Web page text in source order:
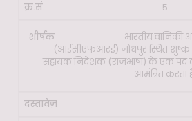
5
भारतीय वानिकी
(आईसीएफआरई) जोधपुर स्थित
सहायक निदेशक (राजभाषा) के एक
आमंत्रित करता